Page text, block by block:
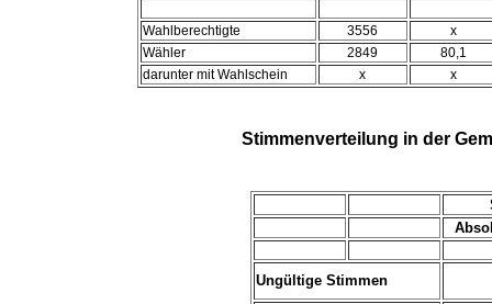
Wahlberechtigte 3556
x
Wähler
2849
80,1
darunter mit Wahlschein
x x
Stimmenverteilung in der
Ungültige Stimmen